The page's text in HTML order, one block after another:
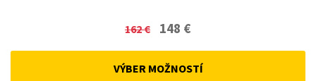
162€
Original
was:
148 €Current
VÝBER MOŽNOSTÍ